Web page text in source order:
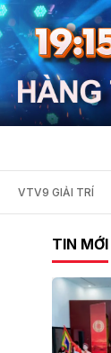
VTV9 GIẢI TRÍ
TIN MỚI